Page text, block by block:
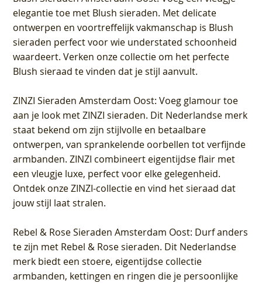
elegantie toe met Blush sieraden. Met delicate
ontwerpen en voortreffelijk vakmanschap is Blush
sieraden perfect voor wie understated schoonheid
waardeert. Verken onze collectie om het perfecte
Blush sieraad te vinden dat je stijl aanvult.
ZINZI Sieraden Amsterdam Oost: Voeg glamour toe
aan je look met ZINZI sieraden. Dit Nederlandse merk
staat bekend om zijn stijlvolle en betaalbare
ontwerpen, van sprankelende oorbellen tot verfijnde
armbanden. ZINZI combineert eigentijdse flair met
een vleugje luxe, perfect voor elke gelegenheid.
Ontdek onze ZINZI-collectie en vind het sieraad dat
jouw stijl laat stralen.
Rebel & Rose Sieraden Amsterdam Oost: Durf anders
te zijn met Rebel & Rose sieraden. Dit Nederlandse
merk biedt een stoere, eigentijdse collectie
armbanden, kettingen en ringen die je persoonlijke